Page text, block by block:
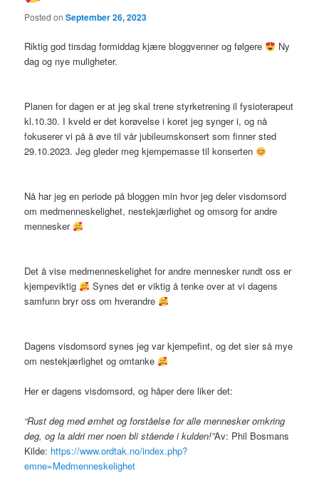
Posted onSeptember 26, 2023
Riktig god tirsdag formiddag kjære bloggvenner og følgere
Ny
dag og nye muligheter.
Planen for dagen er at jeg skal trene styrketrening il fysioterapeut
kl.10.30. I kveld er det korøvelse i koret jeg synger i, og nå
fokuserer vi på å øve til vår jubileumskonsert som finner sted
29.10.2023. Jeg gleder meg kjempemasse til konserten
Nå har jeg en periode på bloggen min hvor jeg deler visdomsord
om medmenneskelighet, nestekjærlighet og omsorg for andre
mennesker
Det å vise medmenneskelighet for andre mennesker rundt oss er
kjempeviktig
Synes det er viktig å tenke over at vi dagens
samfunn bryr oss om hverandre
Dagens visdomsord synes jeg var kjempefint, og det sier så mye
om nestekjærlighet og omtanke
Her er dagens visdomsord, og håper dere liker det:
“Rust deg med ømhet og forståelse for alle mennesker omkring
deg, og la aldri mer noen bli stående i kulden!”Av: Phil Bosmans
Kilde: https://www.ordtak.no/index.php?
emne=Medmenneskelighet